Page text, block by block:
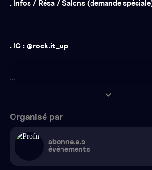
. Infos / Résa / Salons (demande
. IG : @rock.it_up
...
expand_more
Organisé par
abonné.e.s
évènements